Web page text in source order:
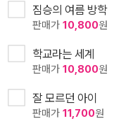
짐승의 여름 방학
판매가 10,800원
학교라는 세계
판매가 10,800원
잘 모르던 아이
판매가 11,700원